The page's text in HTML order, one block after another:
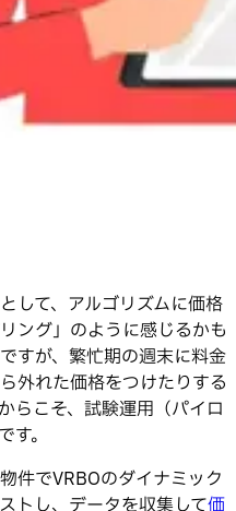
して、アルゴリズムに価格
ング」のように感じるかも
すが、繁忙期の週末に料金
外れた価格をつけたりする
らこそ、試験運用（パイロ
。
件でVRBOのダイナミック
トし、データを収集して価